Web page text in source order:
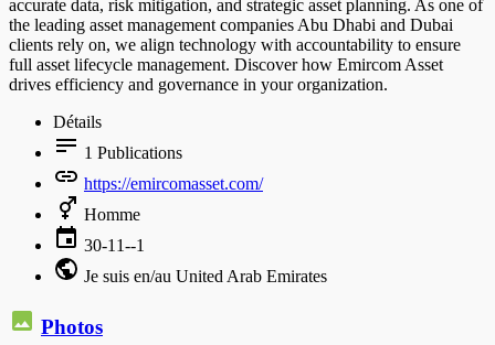
accurate data, risk mitigation, and strategic asset planning. As one of
the leading asset management companies Abu Dhabi and Dubai
clients rely on, we align technology with accountability to ensure
full asset lifecycle management. Discover how Emircom Asset
drives efficiency and governance in your organization.
Détails
1 Publications
https://emircomasset.com/
Homme
30-11--1
Je suis en/au United Arab Emirates
Photos